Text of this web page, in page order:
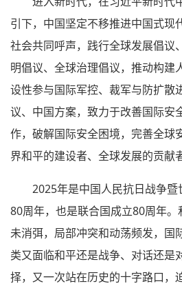
引下，中国坚定不移推进中国式现
社会共同呼声，践行全球发展倡议
明倡议、全球治理倡议，推动构建
设性参与国际军控、裁军与防扩散
议、中国方案，致力于改善国际安
作，破解国际安全困境，完善全球
界和平的建设者、全球发展的贡献
2025年是中国人民抗日战争
80周年，也是联合国成立80周年
未消弭，局部冲突和动荡频发，国
类又面临和平还是战争、对话还是
择，又一次站在历史的十字路口，